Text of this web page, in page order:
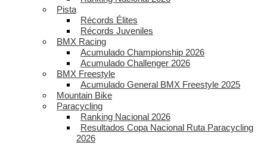
Pista
Récords Élites
Récords Juveniles
BMX Racing
Acumulado Championship 2026
Acumulado Challenger 2026
BMX Freestyle
Acumulado General BMX Freestyle 2025
Mountain Bike
Paracycling
Ranking Nacional 2026
Resultados Copa Nacional Ruta Paracycling
2026